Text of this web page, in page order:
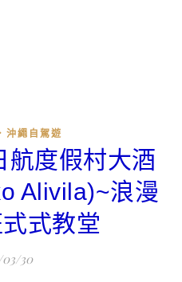
沖繩自駕遊
航度假村大酒
Alivila)~浪漫
式教堂
03/30